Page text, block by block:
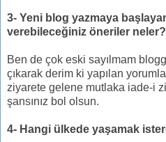
3- Yeni blog yazmaya
verebileceğiniz öneriler neler?
Ben de çok eski sayılmam
çıkarak derim ki yapılan
ziyarete gelene mutlaka iade-i
şansınız bol olsun.
4- Hangi ülkede yaşamak